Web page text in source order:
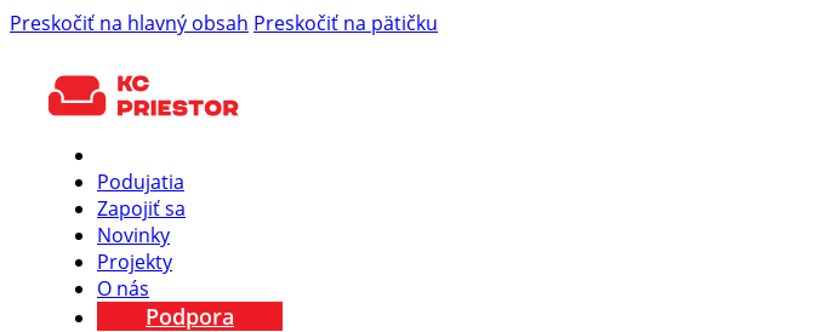
Preskočiť na hlavný obsah Preskočiť na pätičku
Podujatia
Zapojiť sa
Novinky
Projekty
O nás
Podpora